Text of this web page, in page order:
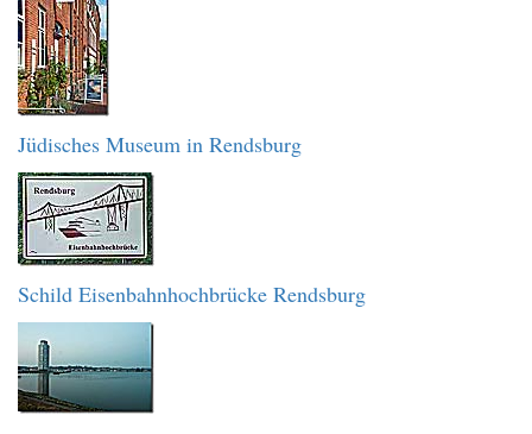
Jüdisches Museum in Rendsburg
Schild Eisenbahnhochbrücke Rendsburg